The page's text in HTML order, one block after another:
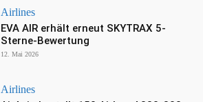
Airlines
EVA AIR erhält erneut SKYTRAX 5-
Sterne-Bewertung
12. Mai 2026
Airlines